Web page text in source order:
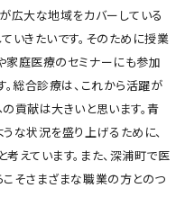
広大な地域をカバーしている
いきたいです。そのために授業
家庭医療のセミナーにも参加
。総合診療は、これから活躍が
貢献は大きいと思います。青
な状況を盛り上げるために、
えています。また、深浦町で医
そさまざまな職業の方とのつ